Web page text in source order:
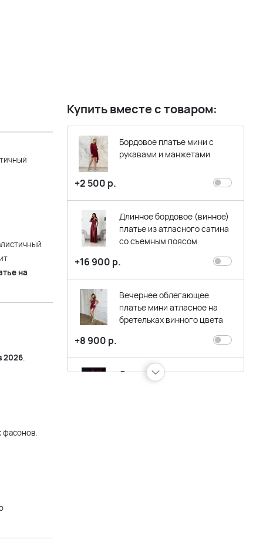
Купить вместе с товаром:
Бордовое платье мини с
рукавами и манжетами
+2 500 р.
Длинное бордовое (винное)
платье из атласного сатина
со съемным поясом
+16 900 р.
Вечернее облегающее
платье мини атласное на
бретельках винного цвета
+8 900 р.
Длинное атласное вечернее
на
2026.
фасонов.